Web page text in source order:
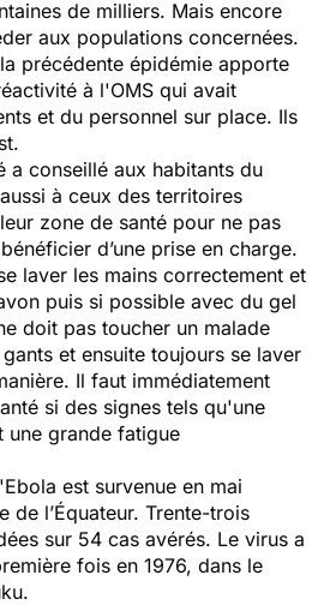
de milliers. Mais encore
aux populations concernées.
précédente épidémie apporte
à l'OMS qui avait
et du personnel sur place. Ils
a conseillé aux habitants du
à ceux des territoires
zone de santé pour ne pas
d’une prise en charge.
laver les mains correctement et
puis si possible avec du gel
doit pas toucher un malade
et ensuite toujours se laver
Il faut immédiatement
si des signes tels qu'une
grande fatigue
est survenue en mai
de l’Équateur. Trente-trois
sur 54 cas avérés. Le virus a
fois en 1976, dans le